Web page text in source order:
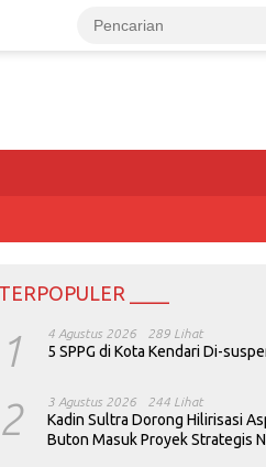
TERPOPULER ____
1 4 Agustus 2026 289 Lihat
5 SPPG di Kota Kendari Di-
2 3 Agustus 2026 244 Lihat
Kadin Sultra Dorong Hilirisasi
Buton Masuk Proyek Strategis